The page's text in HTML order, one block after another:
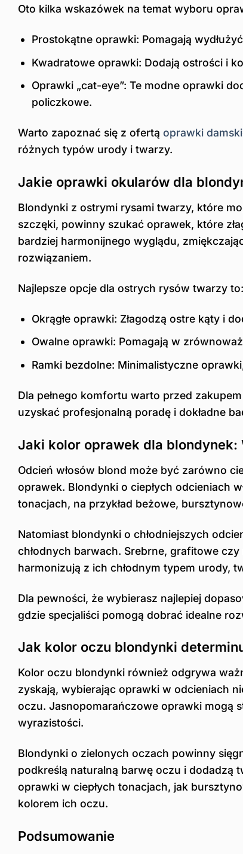
Oto kilka wskazówek na temat wyboru
Prostokątne oprawki: Pomagają
Kwadratowe oprawki: Dodają ostrości i
Oprawki „cat-eye”: Te modne oprawki
policzkowe.
Warto zapoznać się z ofertą oprawki
różnych typów urody i twarzy.
Jakie oprawki okularów dla
Blondynki z ostrymi rysami twarzy, które
szczęki, powinny szukać oprawek, które
bardziej harmonijnego wyglądu,
rozwiązaniem.
Najlepsze opcje dla ostrych rysów twarzy to:
Okrągłe oprawki: Złagodzą ostre kąty i
Owalne oprawki: Pomagają w
Ramki bezdolne: Minimalistyczne
Dla pełnego komfortu warto przed
uzyskać profesjonalną poradę i dokładne
Jaki kolor oprawek dla blondynek:
Odcień włosów blond może być zarówno
oprawek. Blondynki o ciepłych odcieniach
tonacjach, na przykład beżowe,
Natomiast blondynki o chłodniejszych
chłodnych barwach. Srebrne, grafitowe
harmonizują z ich chłodnym typem urody,
Dla pewności, że wybierasz najlepiej
gdzie specjaliści pomogą dobrać idealne
Jak kolor oczu blondynki
Kolor oczu blondynki również odgrywa
zyskają, wybierając oprawki w odcieniach
oczu. Jasnopomarańczowe oprawki mogą
wyrazistości.
Blondynki o zielonych oczach powinny
podkreślą naturalną barwę oczu i dodadzą
oprawki w ciepłych tonacjach, jak
kolorem ich oczu.
Podsumowanie